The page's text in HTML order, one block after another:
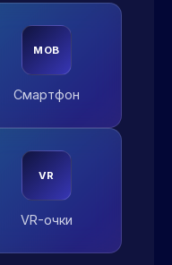
MOB
Смартфон
VR
VR-очки